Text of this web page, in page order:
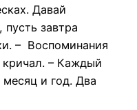
Давай
завтра
– Воспоминания
кричал. – Каждый
и год. Два